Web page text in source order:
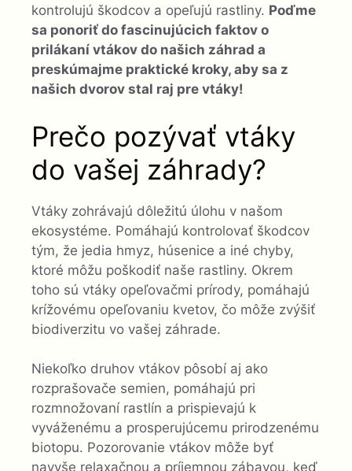
kontrolujú škodcov a opeľujú rastliny. Poďme
sa ponoriť do fascinujúcich faktov o
prilákaní vtákov do našich záhrad a
preskúmajme praktické kroky, aby sa z
našich dvorov stal raj pre vtáky!
Prečo pozývať vtáky
do vašej záhrady?
Vtáky zohrávajú dôležitú úlohu v našom
ekosystéme. Pomáhajú kontrolovať škodcov
tým, že jedia hmyz, húsenice a iné chyby,
ktoré môžu poškodiť naše rastliny. Okrem
toho sú vtáky opeľovačmi prírody, pomáhajú
krížovému opeľovaniu kvetov, čo môže zvýšiť
biodiverzitu vo vašej záhrade.
Niekoľko druhov vtákov pôsobí aj ako
rozprašovače semien, pomáhajú pri
rozmnožovaní rastlín a prispievajú k
vyváženému a prosperujúcemu prirodzenému
biotopu. Pozorovanie vtákov môže byť
navyše relaxačnou a príjemnou zábavou, keď